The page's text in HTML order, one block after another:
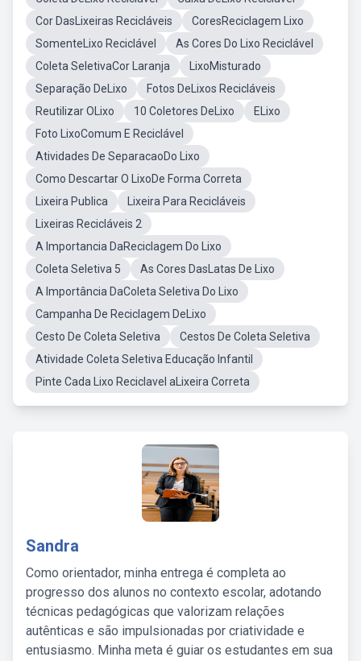
Cor DasLixeiras Recicláveis
CoresReciclagem Lixo
SomenteLixo Reciclável
As Cores Do Lixo Reciclável
Coleta SeletivaCor Laranja
LixoMisturado
Separação DeLixo
Fotos DeLixos Recicláveis
Reutilizar OLixo
10 Coletores DeLixo
ELixo
Foto LixoComum E Reciclável
Atividades De SeparacaoDo Lixo
Como Descartar O LixoDe Forma Correta
Lixeira Publica
Lixeira Para Recicláveis
Lixeiras Recicláveis 2
A Importancia DaReciclagem Do Lixo
Coleta Seletiva 5
As Cores DasLatas De Lixo
A Importância DaColeta Seletiva Do Lixo
Campanha De Reciclagem DeLixo
Cesto De Coleta Seletiva
Cestos De Coleta Seletiva
Atividade Coleta Seletiva Educação Infantil
Pinte Cada Lixo Reciclavel aLixeira Correta
Sandra
Como orientador, minha entrega é completa ao
progresso dos alunos no contexto escolar, adotando
técnicas pedagógicas que valorizam relações
autênticas e são impulsionadas por criatividade e
entusiasmo. Minha meta é guiar os estudantes em sua